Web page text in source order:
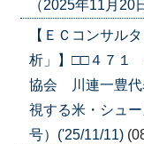
（2025年11月20
【ＥＣコンサル
析」】□□４７１
協会 川連一豊代
視する米・シュ
号）('25/11/11)